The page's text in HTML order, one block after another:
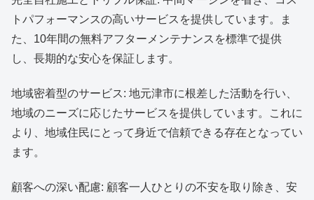
トパフォーマンスの高いサービスを提供しています。ま
た、10年間の無料アフターメンテナンスを標準で提供
し、長期的な安心を保証します。
地域密着型のサービス: 地元津市に根差した活動を行い、
地域のニーズに応じたサービスを提供しています。これに
より、地域住民にとって身近で信頼できる存在となってい
ます。
顧客への深い配慮: 顧客一人ひとりの不安を取り除き、安